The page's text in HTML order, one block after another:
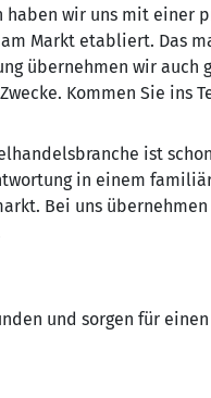
wir uns mit einer
Markt etabliert. Das
übernehmen wir auch
Kommen Sie ins
ist
in einem
Bei uns
und sorgen für